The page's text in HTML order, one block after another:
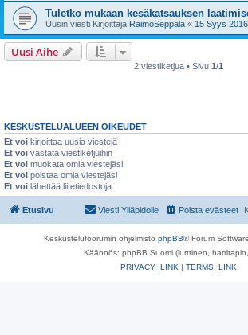
Tuletko mukaan kesäkatsauksen
Uusin viesti Kirjoittaja RaimoSeppälä « 15 Syys
Uusi Aihe
2 viestiketjua • Sivu 1/1
KESKUSTELUALUEEN OIKEUDET
Et voi kirjoittaa uusia viestejä
Et voi vastata viestiketjuihin
Et voi muokata omia viestejäsi
Et voi poistaa omia viestejäsi
Et voi lähettää liitetiedostoja
Etusivu Poista evästeet
Viesti Ylläpidolle
Keskustelufoorumin ohjelmisto phpBB® Forum
Käännös: phpBB Suomi (lurttinen,
PRIVACY_LINK | TERMS_LINK